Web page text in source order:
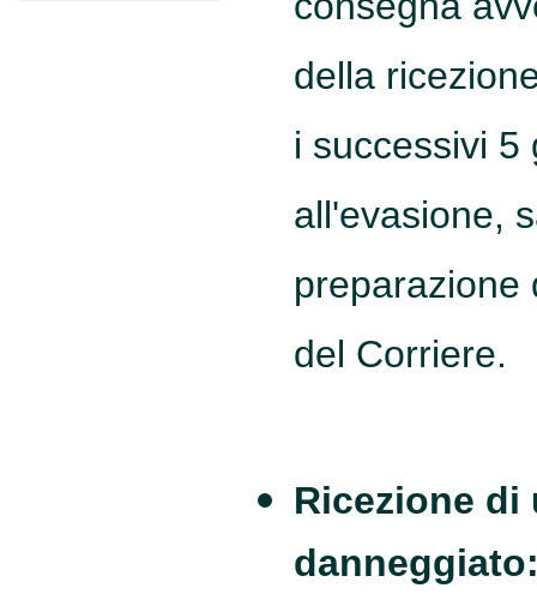
della
i successivi 5
all'evasione,
preparazione
del Corriere.
Ricezione di